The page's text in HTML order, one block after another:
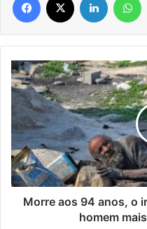
Morre
aos
94
anos,
iraniano
conhecido
como
“o
homem
Morre aos 94 anos, o
homem